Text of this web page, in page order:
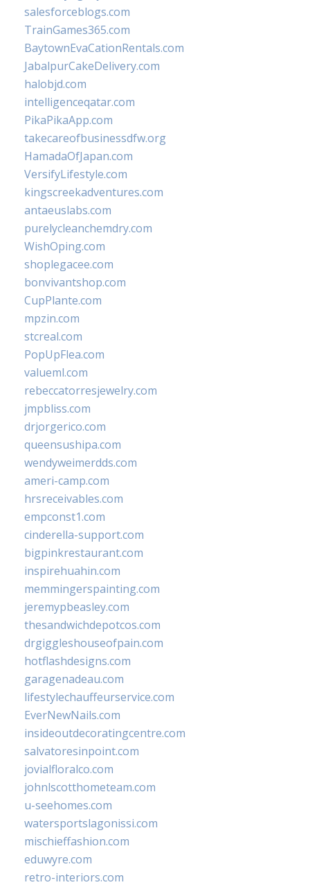
salesforceblogs.com
TrainGames365.com
BaytownEvaCationRentals.com
JabalpurCakeDelivery.com
halobjd.com
intelligenceqatar.com
PikaPikaApp.com
takecareofbusinessdfw.org
HamadaOfJapan.com
VersifyLifestyle.com
kingscreekadventures.com
antaeuslabs.com
purelycleanchemdry.com
WishOping.com
shoplegacee.com
bonvivantshop.com
CupPlante.com
mpzin.com
stcreal.com
PopUpFlea.com
valueml.com
rebeccatorresjewelry.com
jmpbliss.com
drjorgerico.com
queensushipa.com
wendyweimerdds.com
ameri-camp.com
hrsreceivables.com
empconst1.com
cinderella-support.com
bigpinkrestaurant.com
inspirehuahin.com
memmingerspainting.com
jeremypbeasley.com
thesandwichdepotcos.com
drgiggleshouseofpain.com
hotflashdesigns.com
garagenadeau.com
lifestylechauffeurservice.com
EverNewNails.com
insideoutdecoratingcentre.com
salvatoresinpoint.com
jovialfloralco.com
johnlscotthometeam.com
u-seehomes.com
watersportslagonissi.com
mischieffashion.com
eduwyre.com
retro-interiors.com